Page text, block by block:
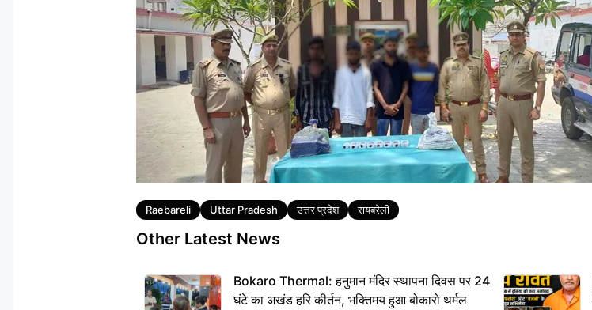
Tags
Raebareli Uttar Pradesh उत्तर प्रदेश रायबरेली
Other Latest News
Bokaro Thermal: हनुमान मंदिर स्थापना दिवस पर 24
घंटे का अखंड हरि कीर्तन, भक्तिमय हुआ बोकारो थर्मल